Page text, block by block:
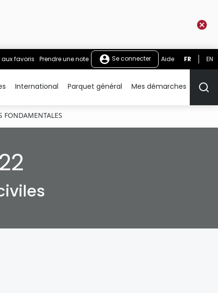
aux favoris Prendre une note Se connecter Aide FR EN
International Parquet général Mes démarches
FONDAMENTALES